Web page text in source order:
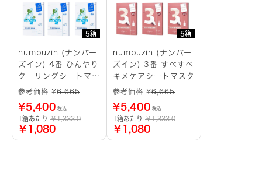
5箱
numbuzin (ナンバー
ズイン) 4番 ひんやり
クーリングシートマス
ク
参考価格 ¥6,665
¥5,400 税込
1箱あたり ￥1,333.0
￥1,080
5箱
numbuzin (ナンバー
ズイン) 3番 すべすべ
キメケアシートマスク
参考価格 ¥6,665
¥5,400 税込
1箱あたり ￥1,333.0
￥1,080